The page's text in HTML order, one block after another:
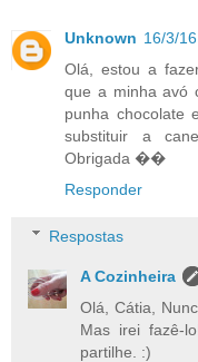
Unknown 16/3/
Olá, estou a
que a minha avó
punha chocolate
substituir a
Obrigada ��
Responder
Respostas
A Cozinheira
Olá, Cátia,
Mas irei fazê-
partilhe. :)